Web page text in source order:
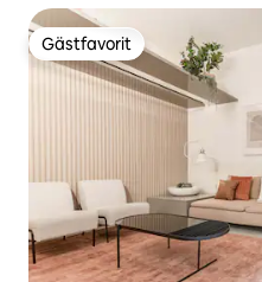
Gästfavorit
Gästfavorit